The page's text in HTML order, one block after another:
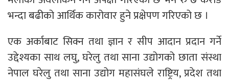
भन्दा बढीको आर्थिक कारोवार हुने प्रक्षेपण गरिएको छ ।
एक अर्काबाट सिक्न तथा ज्ञान र सीप आदान प्रदान गर्ने
उद्देश्यका साथ लघु, घरेलु तथा साना उद्योगको छाता संस्था
नेपाल घरेलु तथा साना उद्योग महासंघले राष्ट्रिय, प्रदेश तथा